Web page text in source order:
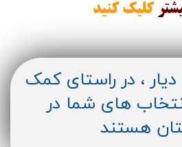
کلیک کنید
، در راستای کمک
های شما در
هستند